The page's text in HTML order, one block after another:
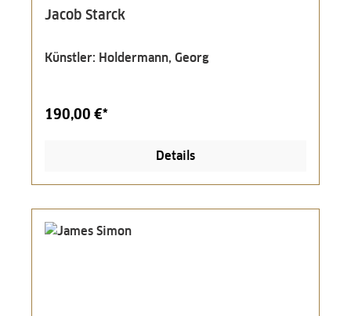
Jacob Starck
Künstler: Holdermann, Georg
190,00 €*
Details